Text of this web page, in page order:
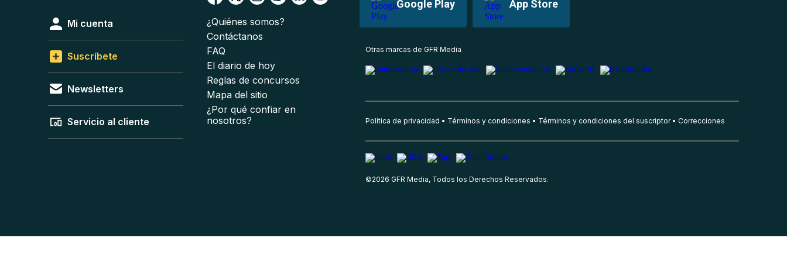
Google Play App Store
Mi cuenta
Suscríbete
Newsletters
Servicio al cliente
¿Quiénes somos?
Contáctanos
FAQ
El diario de hoy
Reglas de concursos
Mapa del sitio
¿Por qué confiar en
nosotros?
Otras marcas de GFR Media
Política de privacidad Términos y condiciones Términos y condiciones del suscriptor Correcciones
©2026 GFR Media, Todos los Derechos Reservados.